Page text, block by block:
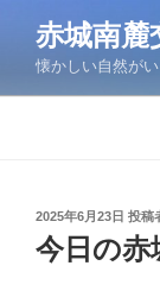
ン
赤城南麓
懐かしい自然が
投
稿
日:
2025年6月23日 投稿
今日の赤